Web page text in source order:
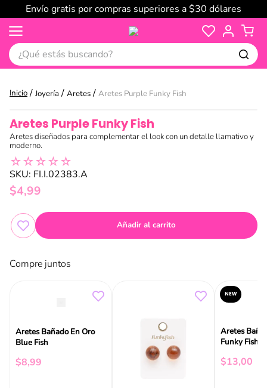
Envío gratis por compras superiores a $30 dólares
¿Qué estás buscando?
Joyería Aretes Aretes Purple Funky Fish
Aretes Purple Funky Fish
Aretes diseñados para complementar el look con un detalle llamativo y
moderno.
☆☆☆☆☆
SKU: FI.I.02383.A
$4,99
Añadir al carrito
Compre juntos
Aretes Bañado En Oro
Blue Fish
$8,99
NEW
Aretes
Funky Fish
$13,00